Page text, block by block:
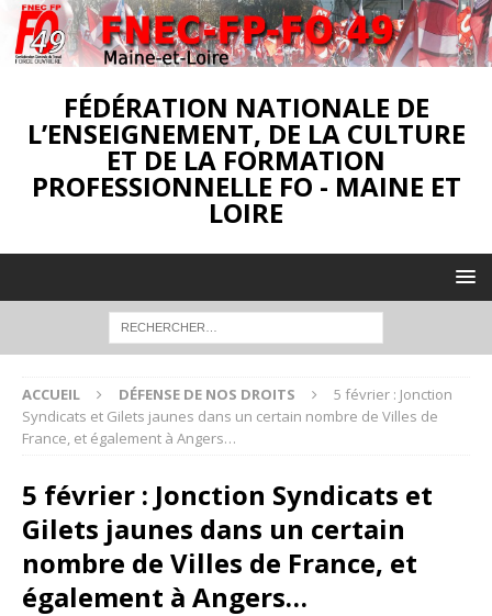
FÉDÉRATION NATIONALE DE
L’ENSEIGNEMENT, DE LA CULTURE
ET DE LA FORMATION
PROFESSIONNELLE FO - MAINE ET
LOIRE
ACCUEIL DÉFENSE DE NOS DROITS
5 février : Jonction
Syndicats et Gilets jaunes dans un certain nombre de Villes de
France, et également à Angers…
5 février : Jonction Syndicats et
Gilets jaunes dans un certain
nombre de Villes de France, et
également à Angers…